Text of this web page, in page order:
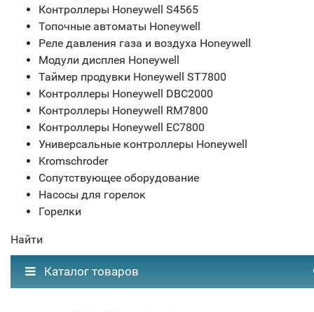
Контроллеры Honeywell S4565
Топочные автоматы Honeywell
Реле давления газа и воздуха Honeywell
Модули дисплея Honeywell
Таймер продувки Honeywell ST7800
Контроллеры Honeywell DBC2000
Контроллеры Honeywell RM7800
Контроллеры Honeywell EC7800
Универсальные контроллеры Honeywell
Kromschroder
Сопутствующее оборудование
Насосы для горелок
Горелки
Найти
Каталог товаров